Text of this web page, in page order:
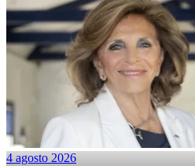
4 agosto 2026